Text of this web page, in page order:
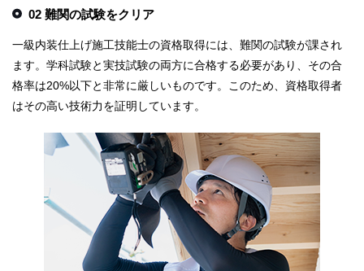
02 難関の試験をクリア
一級内装仕上げ施工技能士の資格取得には、難関の試験が課され
ます。学科試験と実技試験の両方に合格する必要があり、その合
格率は20%以下と非常に厳しいものです。このため、資格取得者
はその高い技術力を証明しています。